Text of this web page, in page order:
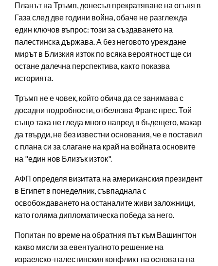
Планът на Тръмп, донесъл прекратяване на огъня в
Газа след две години война, обаче не разглежда
един ключов въпрос: този за създаването на
палестинска държава. А без неговото уреждане
мирът в Близкия изток по всяка вероятност ще си
остане далечна перспектива, както показва
историята.
Тръмп не е човек, който обича да се занимава с
досадни подробности, отбелязва Франс прес. Той
също така не гледа много напред в бъдещето, макар
да твърди, не без известни основания, че е поставил
с плана си за слагане на край на войната основите
на "един нов Близък изток".
АФП определя визитата на американския президент
в Египет в понеделник, съвпаднала с
освобождаването на останалите живи заложници,
като голяма дипломатическа победа за него.
Попитан по време на обратния път към Вашингтон
какво мисли за евентуалното решение на
израелско-палестинския конфликт на основата на